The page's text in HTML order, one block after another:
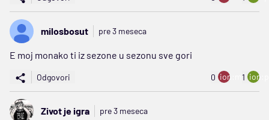
milosbosut pre 3 meseca
E moj monako ti iz sezone u sezonu sve gori
Odgovori 0 ion:minus
1
Zivot je igra pre 3 meseca